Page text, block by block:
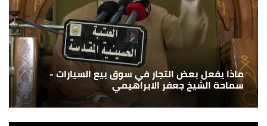
ماذا يفعل بعض التجار في سوق بيع السيارات -
سماحة الشيخ جعفر الابراهيمي